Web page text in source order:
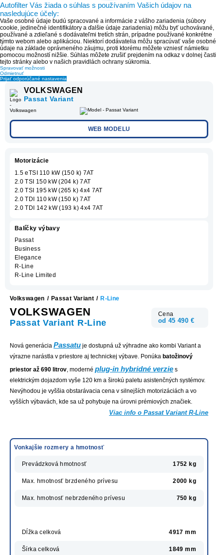
Autofilter Vás žiada o súhlas s používaním Vašich údajov na
nasledujúce účely:
Vaše osobné údaje budú spracované a informácie z vášho zariadenia (súbory
cookie, jedinečné identifikátory a ďalšie údaje zariadenia) môžu byť uchovávané,
používané a zdieľané s dodávateľmi tretích strán, prípadne používané konkrétne
týmto webom alebo aplikáciou. Niektorí dodávatelia môžu spracúvať vaše osobné
údaje na základe oprávneného záujmu, proti ktorému môžete vzniesť námietku
pomocou možností nižšie. Súhlas môžete zrušiť prejdením na odkaz v dolnej časti
tejto stránky alebo v našich pravidlách ochrany súkromia.
Spravovať možnosti
Odmietnuť
Prijať odporúčané nastavenia
VOLKSWAGEN
Passat Variant
WEB MODELU
Volkswagen / Passat Variant / R-Line
VOLKSWAGEN
Passat Variant R-Line
Cena
od 45 490 €
Nová generácia Passatu je dostupná už výhradne ako kombi Variant a
výrazne narástla v priestore aj technickej výbave. Ponúka batožinový
priestor až 690 litrov, moderné plug-in hybridné verzie s
elektrickým dojazdom vyše 120 km a širokú paletu asistenčných systémov.
Nevýhodou je vyššia obstarávacia cena v silnejších motorizáciách a vo
vyšších výbavách, kde sa už pohybuje na úrovni prémiových značiek.
Viac info o Passat Variant R-Line
Vonkajšie rozmery a hmotnosť
Prevádzková hmotnosť 1752 kg
Max. hmotnosť brzdeného prívesu 2000 kg
Max. hmotnosť nebrzdeného prívesu 750 kg
Dĺžka celková 4917 mm
Šírka celková 1849 mm
Motorizácie
1.5 eTSI 110 kW (150 k) 7AT
2.0 TSI 150 kW (204 k) 7AT
2.0 TSI 195 kW (265 k) 4x4 7AT
2.0 TDI 110 kW (150 k) 7AT
2.0 TDI 142 kW (193 k) 4x4 7AT
Balíčky výbavy
Passat
Business
Elegance
R-Line
R-Line Limited